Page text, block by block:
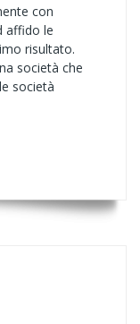
con
affido le
risultato.
società che
società